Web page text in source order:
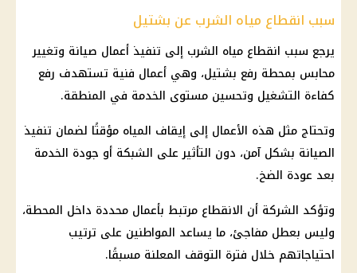
سبب انقطاع مياه الشرب عن بشتيل
يرجع سبب انقطاع مياه الشرب إلى تنفيذ أعمال صيانة وتغيير
محابس بمحطة رفع بشتيل، وهي أعمال فنية تستهدف رفع
كفاءة التشغيل وتحسين مستوى الخدمة في المنطقة.
وتحتاج مثل هذه الأعمال إلى إيقاف المياه مؤقتًا لضمان تنفيذ
الصيانة بشكل آمن، دون التأثير على الشبكة أو جودة الخدمة
بعد عودة الضخ.
وتؤكد الشركة أن الانقطاع مرتبط بأعمال محددة داخل المحطة،
وليس بعطل مفاجئ، ما يساعد المواطنين على ترتيب
احتياجاتهم خلال فترة التوقف المعلنة مسبقًا.